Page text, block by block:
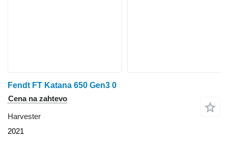
Fendt FT Katana 650 Gen3 0
Cena na zahtevo
Harvester
2021